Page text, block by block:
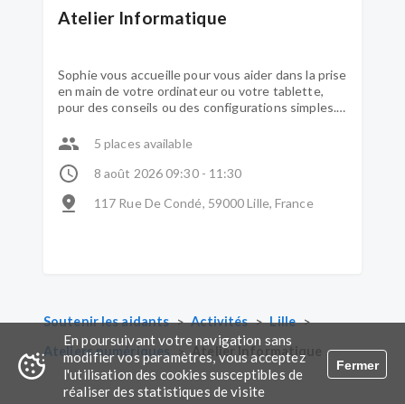
En poursuivant votre navigation sans
modifier vos paramètres, vous acceptez
l'utilisation des cookies susceptibles de
réaliser des statistiques de visite
Fermer
Atelier Informatique
Sophie vous accueille pour vous aider dans la prise
en main de votre ordinateur ou votre tablette,
pour des conseils ou des configurations simples.
propres outils numériques. Votre proche peut
membre de l'équipe.
5 places available
8 août 2026 09:30 - 11:30
117 Rue De Condé, 59000 Lille, France
Soutenir les aidants > Activités > Lille >
Ateliers numériques
> Atelier Informatique